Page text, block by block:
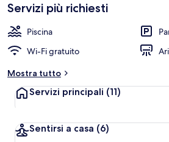
Servizi più richiesti
Piscina
Wi-Fi gratuito
Mostra tutto
Servizi principali (11)
Sentirsi a casa (6)